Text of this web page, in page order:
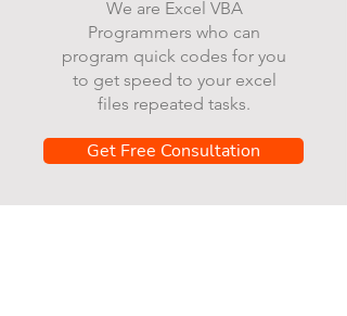
We are Excel VBA
Programmers who can
program quick codes for you
to get speed to your excel
files repeated tasks.
Get Free Consultation